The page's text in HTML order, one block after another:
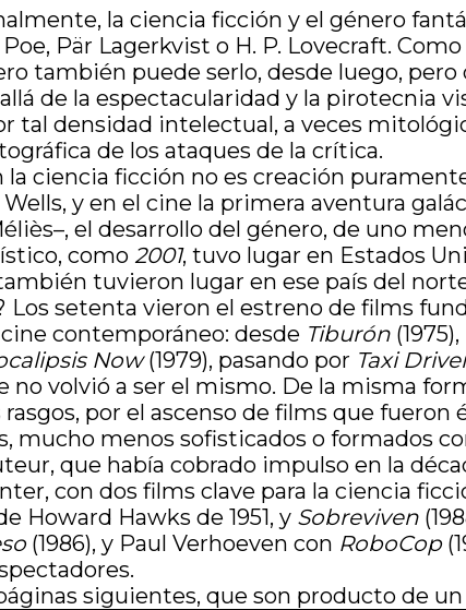
la ciencia ficción y el género
Pär Lagerkvist o H. P. Lovecraft.
también puede serlo, desde luego,
de la espectacularidad y la pirotecnia
tal densidad intelectual, a veces
de los ataques de la crítica.
la ciencia ficción no es creación
y en el cine la primera aventura
el desarrollo del género, de uno
como2001, tuvo lugar en Estados
tuvieron lugar en ese país del
Los setenta vieron el estreno de films
contemporáneo: desde Tiburón (1975),
Now(1979), pasando por Taxi
no volvió a ser el mismo. De la misma
por el ascenso de films que fueron
mucho menos sofisticados o formados
que había cobrado impulso en la
con dos films clave para la ciencia
Howard Hawks de 1951, y Sobreviven
(1986), y Paul Verhoeven con RoboCop
siguientes, que son producto de